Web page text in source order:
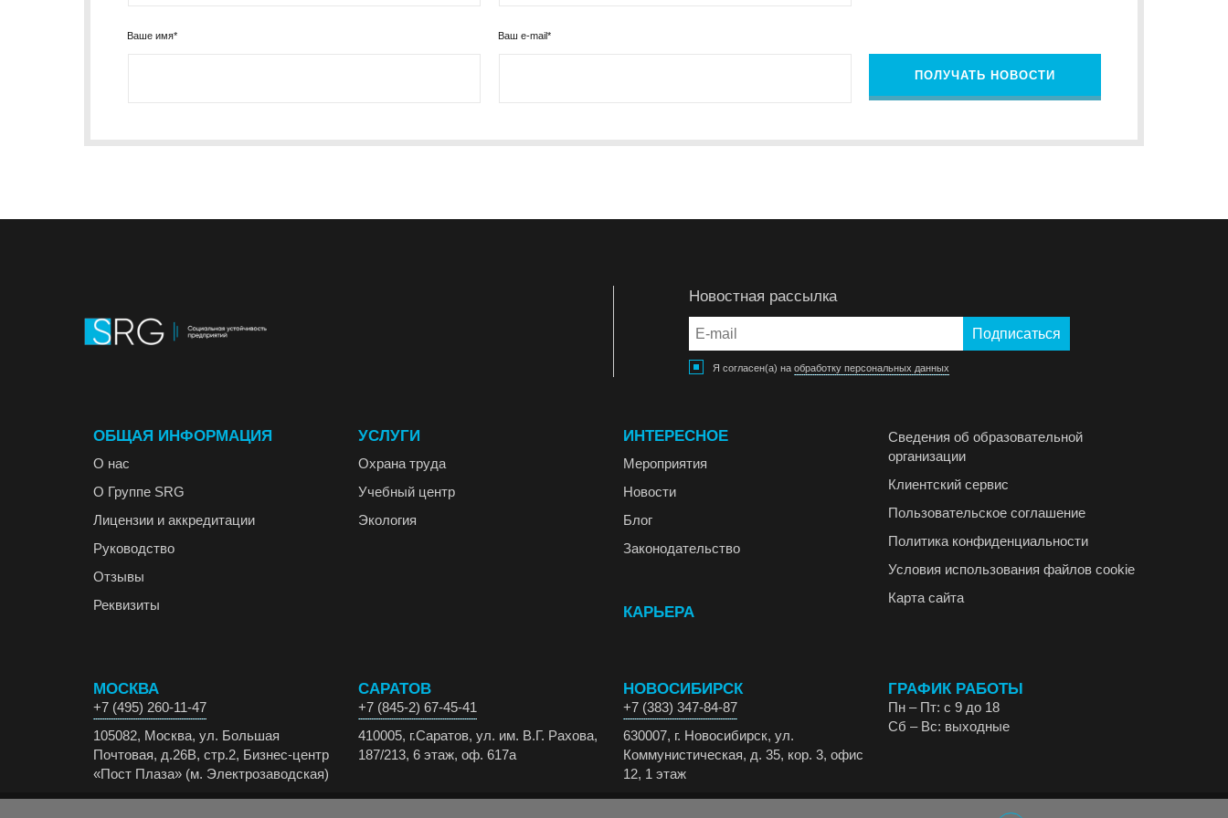
Ваше имя* Ваш e-mail*
ПОЛУЧАТЬ НОВОСТИ
Новостная рассылка
Я согласен(а) на обработку персональных данных
ОБЩАЯ ИНФОРМАЦИЯ
О нас
О Группе SRG
Лицензии и аккредитации
Руководство
Отзывы
Реквизиты
УСЛУГИ
Охрана труда
Учебный центр
Экология
ИНТЕРЕСНОЕ
Мероприятия
Новости
Блог
Законодательство
КАРЬЕРА
Сведения об образовательной
организации
Клиентский сервис
Пользовательское соглашение
Политика конфиденциальности
Условия использования файлов cookie
Карта сайта
МОСКВА
+7 (495) 260-11-47
105082, Москва, ул. Большая
Почтовая, д.26В, стр.2, Бизнес-центр
«Пост Плаза» (м. Электрозаводская)
САРАТОВ
+7 (845-2) 67-45-41
410005, г.Саратов, ул. им. В.Г. Рахова,
187/213, 6 этаж, оф. 617а
НОВОСИБИРСК
+7 (383) 347-84-87
630007, г. Новосибирск, ул.
Коммунистическая, д. 35, кор. 3, офис
12, 1 этаж
ГРАФИК РАБОТЫ
Пн – Пт: с 9 до 18
Сб – Вс: выходные